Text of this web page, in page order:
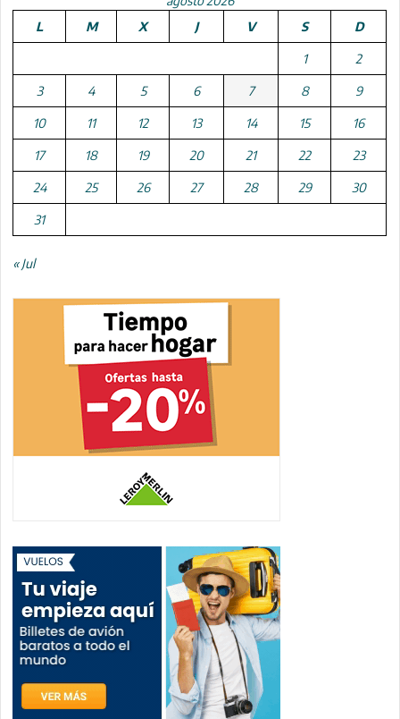
L
M X J V S D
1 2
3 4 5 6 7 8 9
10 11 12 13 14 15 16
17 18 19 20 21 22 23
24 25 26 27 28 29 30
31
« Jul